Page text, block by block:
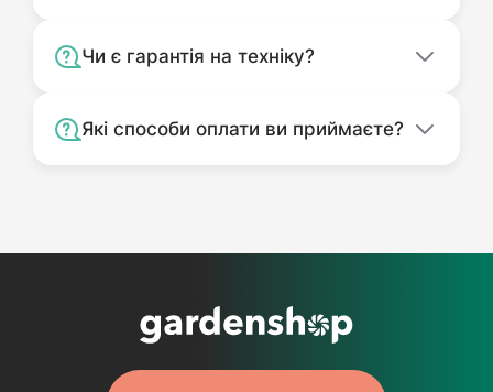
Чи є гарантія на техніку?
Які способи оплати ви приймаєте?